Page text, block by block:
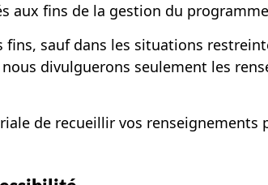
aux fins de la gestion du
sauf dans les situations
divulguerons seulement les
de recueillir vos